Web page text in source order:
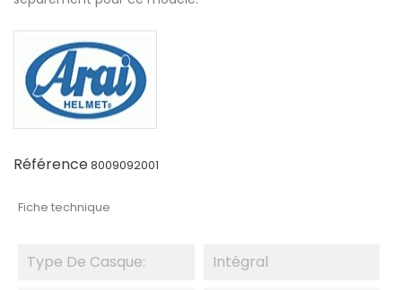
Référence8009092001
Fiche technique
Type De Casque: Intégral